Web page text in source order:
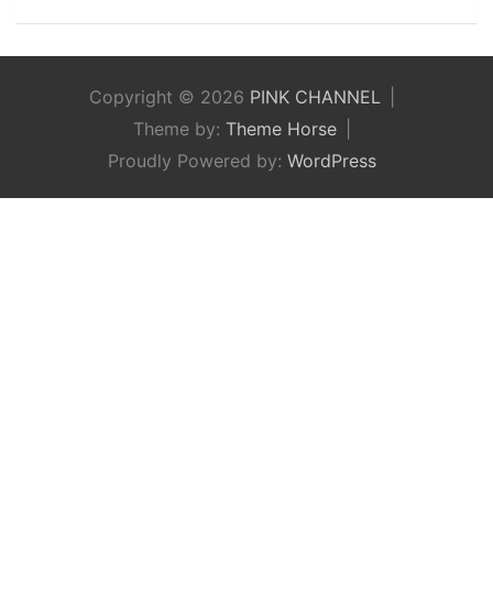
Copyright © 2026 PINK CHANNEL
Theme by: Theme Horse
Proudly Powered by: WordPress